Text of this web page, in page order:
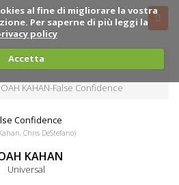
al fine di migliorare la vostra
Per saperne di più leggi la
policy
Accetta
KAHAN-False Confidence
Confidence
Chris DeStefano)
KAHAN
Universal